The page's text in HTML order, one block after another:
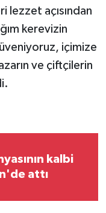
lezzet açısından
kerevizin
içimize
ve çiftçilerin
kalbi
attı